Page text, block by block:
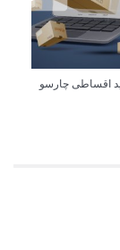
اقساطی چارسو